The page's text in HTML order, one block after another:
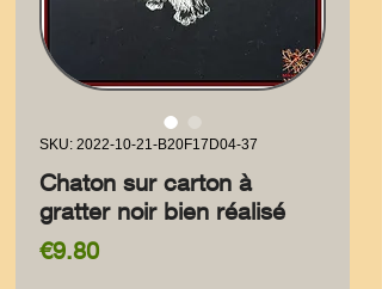
SKU: 2022-10-21-B20F17D04-37
Chaton sur carton à
gratter noir bien réalisé
€9.80Price